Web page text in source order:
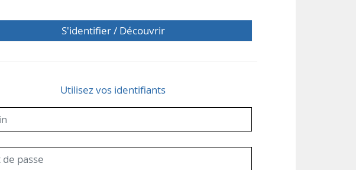
S'identifier / Découvrir
Utilisez vos identifiants